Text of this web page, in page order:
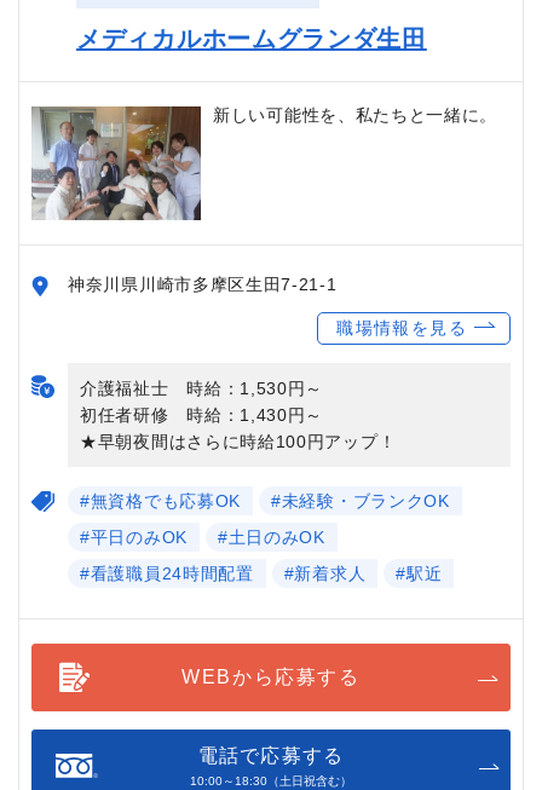
メディカルホームグランダ生田
新しい可能性を、私たちと一緒に。
神奈川県川崎市多摩区生田7-21-1
職場情報を見る
介護福祉士 時給：1,530円～
初任者研修 時給：1,430円～
★早朝夜間はさらに時給100円アップ！
#無資格でも応募OK
#未経験・ブランクOK
#平日のみOK
#土日のみOK
#看護職員24時間配置
#新着求人 #駅近
WEBから応募する
電話で応募する
10:00～18:30（土日祝含む）